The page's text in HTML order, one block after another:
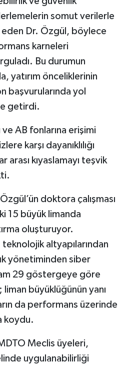
somut verilerle
Dr. Özgül, böylece
karneleri
Bu durumun
yatırım önceliklerinin
başvurularında yol
getirdi.
AB fonlarına erişimi
karşı dayanıklılığı
arası kıyaslamayı teşvik
doktora çalışması
15 büyük limanda
oluşturuyor.
altyapılarından
yönetiminden siber
29 göstergeye göre
büyüklüğünün yanı
da performans üzerinde
koydu.
Meclis üyeleri,
uygulanabilirliği